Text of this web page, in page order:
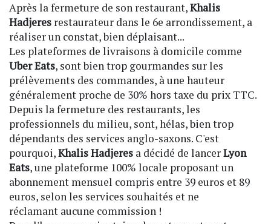
Après la fermeture de son restaurant,Khalis
Hadjeres restaurateur dans le 6e arrondissement, a
réaliser un constat, bien déplaisant...
Les plateformes de livraisons à domicile comme
Uber Eats, sont bien trop gourmandes sur les
prélèvements des commandes, à une hauteur
généralement proche de 30% hors taxe du prix TTC.
Depuis la fermeture des restaurants, les
professionnels du milieu, sont, hélas, bien trop
dépendants des services anglo-saxons. C'est
pourquoi,Khalis Hadjeres a décidé de lancerLyon
Eats, une plateforme 100% locale proposant un
abonnement mensuel compris entre 39 euros et 89
euros, selon les services souhaités et ne
réclamant aucune commission !